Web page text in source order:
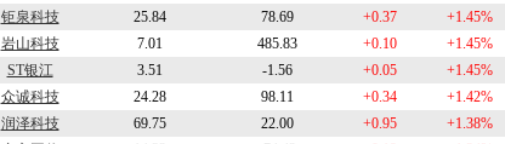
钜泉科技 25.84 78.69 +0.37 +1.45%
岩山科技 7.01 485.83 +0.10 +1.45%
ST银江 3.51 -1.56 +0.05 +1.45%
众诚科技 24.28 98.11 +0.34 +1.42%
润泽科技 69.75 22.00 +0.95 +1.38%